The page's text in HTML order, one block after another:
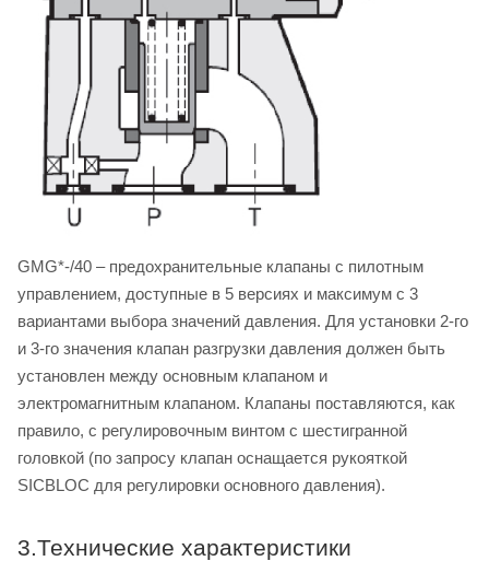
GMG*-/40 – предохранительные клапаны с пилотным
управлением, доступные в 5 версиях и максимум с 3
вариантами выбора значений давления. Для установки 2-го
и 3-го значения клапан разгрузки давления должен быть
установлен между основным клапаном и
электромагнитным клапаном. Клапаны поставляются, как
правило, с регулировочным винтом с шестигранной
головкой (по запросу клапан оснащается рукояткой
SICBLOC для регулировки основного давления).
3.Технические характеристики